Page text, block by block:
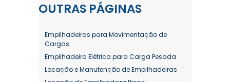
OUTRAS PÁGINAS
Empilhadeiras para Movimentação de
Cargas
Empilhadeira Elétrica para Carga Pesada
Locação e Manutenção de Empilhadeiras